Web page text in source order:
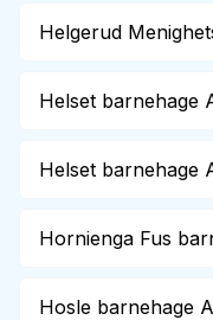
Helgerud
Helset barnehage
Helset barnehage
Hornienga Fus
Hosle barnehage